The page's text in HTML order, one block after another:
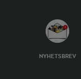
NYHETSBREV